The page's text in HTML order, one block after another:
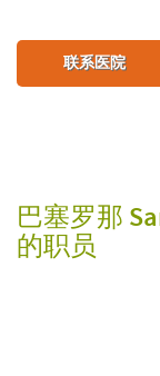
联系医院
巴塞罗那
的职员